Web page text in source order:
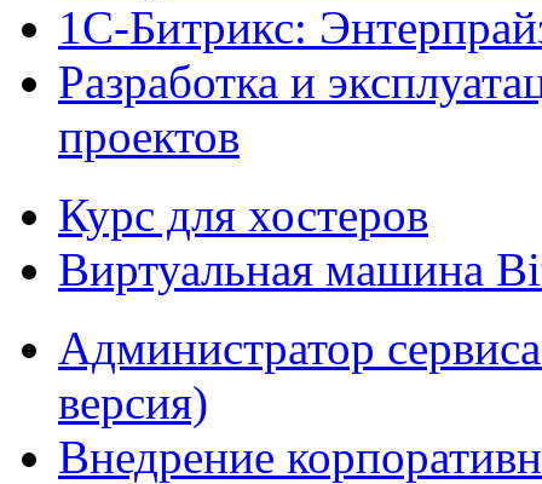
1С-Битрикс:
Разработка и
проектов
Курс для хостеров
Виртуальная машина
Администратор
версия)
Внедрение